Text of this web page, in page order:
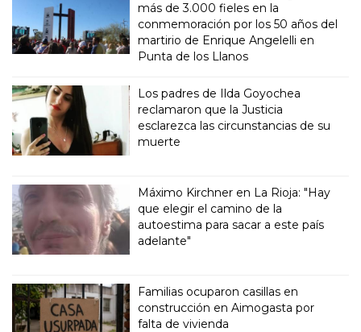
más de 3.000 fieles en la
conmemoración por los 50 años del
martirio de Enrique Angelelli en
Punta de los Llanos
Los padres de Ilda Goyochea
reclamaron que la Justicia
esclarezca las circunstancias de su
muerte
Máximo Kirchner en La Rioja: "Hay
que elegir el camino de la
autoestima para sacar a este país
adelante"
Familias ocuparon casillas en
construcción en Aimogasta por
falta de vivienda